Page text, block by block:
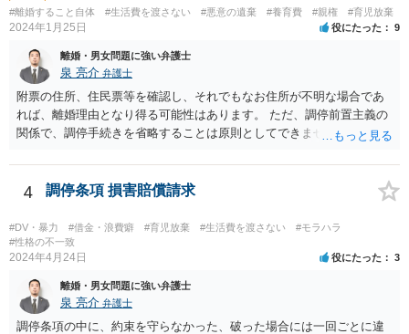
にご相談を行かれる方が良いかもしれません(法テラスを利用されると
費用は相当抑えられるかと思います)。 損害賠償、間接強制について
容によりますので(従前の調停段階で具体的な面会の方法まで特定され
ていれば間接強制が認められる可能性も高いです)、早めにご相談され
ることをお勧めします。 ご自身にとって納得できる方向で進められる
ことをお祈りしております。
#離婚すること自体 #生活費を渡さない #悪意の遺棄 #養育費 #親権 #育児放棄
2024年1月25日 役にたった 9
離婚・男女問題に強い弁護士
泉 亮介 弁護士
附票の住所、住民票等を確認し、それでもなお住所が不明な場合であ
れば、離婚理由となり得る可能性はあります。 ただ、調停前置主義の
関係で、調停手続きを省略することは原則としてできません。また、
を考える必要があるでしょう。 ご自身で対応が難しければ弁護士を立
てた方が良いかと思われます。 調停においては、相手と直接会うとい
うことは基本的にないため、代理人とご本人と裁判所で話をしていく
形となります。
4 調停条項 損害賠償請求
#DV・暴力 #借金・浪費癖 #育児放棄 #生活費を渡さない
#モラハラ
#性格の不一致
2024年4月24日 役にたった 3
離婚・男女問題に強い弁護士
泉 亮介 弁護士
調停条項の中に、約束を守らなかった、破った場合には一回ごとに違